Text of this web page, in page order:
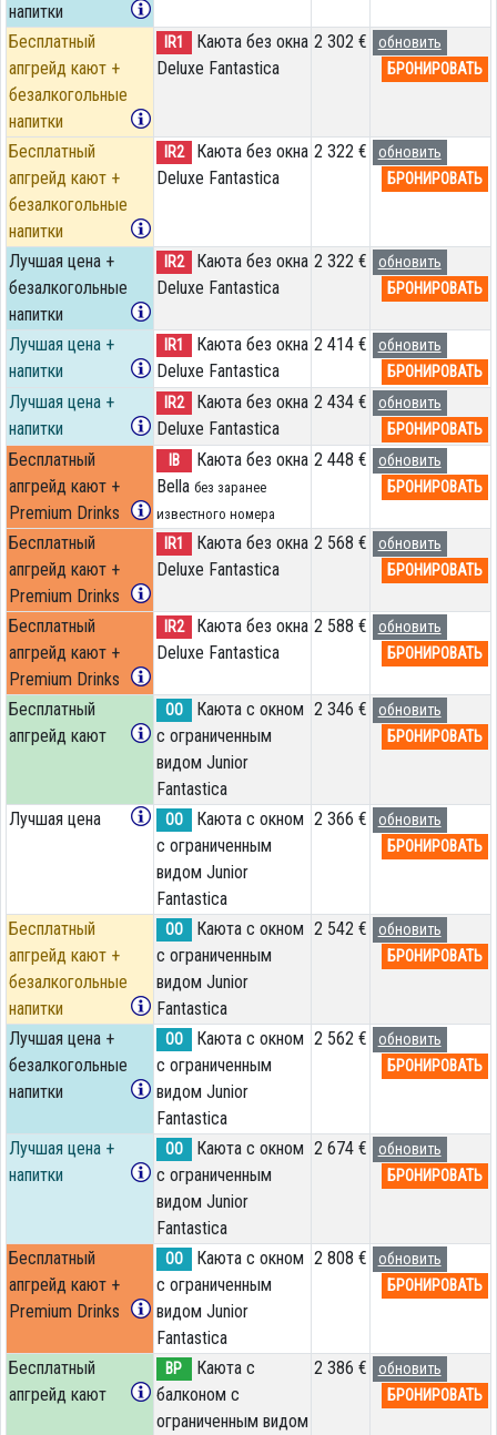
напитки
Бесплатный
апгрейд кают +
безалкогольные
напитки
IR1
Каюта без окна
Deluxe Fantastica
2 302 €
обновить
БРОНИРОВАТЬ
Бесплатный
апгрейд кают +
безалкогольные
напитки
IR2
Каюта без окна
Deluxe Fantastica
2 322 €
обновить
БРОНИРОВАТЬ
Лучшая цена +
безалкогольные
напитки
IR2
Каюта без окна
Deluxe Fantastica
2 322 €
обновить
БРОНИРОВАТЬ
Лучшая цена +
напитки
IR1
Каюта без окна
Deluxe Fantastica
2 414 €
обновить
БРОНИРОВАТЬ
Лучшая цена +
напитки
IR2
Каюта без окна
Deluxe Fantastica
2 434 €
обновить
БРОНИРОВАТЬ
Бесплатный
апгрейд кают +
Premium Drinks
IB
Каюта без окна
Bella без заранее
известного номера
2 448 €
обновить
БРОНИРОВАТЬ
Бесплатный
апгрейд кают +
Premium Drinks
IR1
Каюта без окна
Deluxe Fantastica
2 568 €
обновить
БРОНИРОВАТЬ
Бесплатный
апгрейд кают +
Premium Drinks
IR2
Каюта без окна
Deluxe Fantastica
2 588 €
обновить
БРОНИРОВАТЬ
Бесплатный
апгрейд кают
OO
Каюта с окном
с ограниченным
видом Junior
Fantastica
2 346 €
обновить
БРОНИРОВАТЬ
Лучшая цена OO
Каюта с окном
с ограниченным
видом Junior
Fantastica
2 366 €
обновить
БРОНИРОВАТЬ
Бесплатный
апгрейд кают +
безалкогольные
напитки
OO
Каюта с окном
с ограниченным
видом Junior
Fantastica
2 542 €
обновить
БРОНИРОВАТЬ
Лучшая цена +
безалкогольные
напитки
OO
Каюта с окном
с ограниченным
видом Junior
Fantastica
2 562 €
обновить
БРОНИРОВАТЬ
Лучшая цена +
напитки
OO
Каюта с окном
с ограниченным
видом Junior
Fantastica
2 674 €
обновить
БРОНИРОВАТЬ
Бесплатный
апгрейд кают +
Premium Drinks
OO
Каюта с окном
с ограниченным
видом Junior
Fantastica
2 808 €
обновить
БРОНИРОВАТЬ
Бесплатный
апгрейд кают
BP
Каюта с
балконом c
ограниченным видом
2 386 €
обновить
БРОНИРОВАТЬ